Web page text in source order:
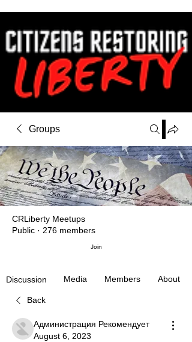
Groups
CRLiberty Meetups
Public · 276 members
Join
Discussion Media Members About
Back
Администрация Рекомендует
August 6, 2023